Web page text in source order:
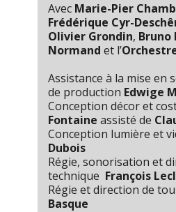
Avec Marie-Pier
Frédérique Cyr-
Olivier Grondin, Bruno
Normand et l’
Assistance à la mise en
de production Edwige
Conception décor et
Fontaine assisté de
Conception lumière et
Dubois
Régie, sonorisation et
technique François
Régie et direction de
Basque